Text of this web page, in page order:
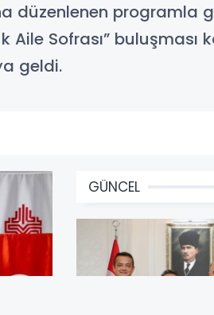
düzenlenen programla
Aile Sofrası” buluşması
geldi.
GÜNCEL